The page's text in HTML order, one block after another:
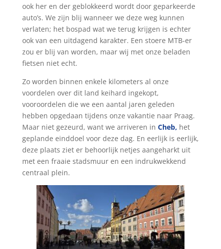
ook her en der geblokkeerd wordt door geparkeerde
auto’s. We zijn blij wanneer we deze weg kunnen
verlaten; het bospad wat we terug krijgen is echter
ook van een uitdagend karakter. Een stoere MTB-er
zou er blij van worden, maar wij met onze beladen
fietsen niet echt.
Zo worden binnen enkele kilometers al onze
voordelen over dit land keihard ingekopt,
vooroordelen die we een aantal jaren geleden
hebben opgedaan tijdens onze vakantie naar Praag.
Maar niet gezeurd, want we arriveren in Cheb, het
geplande einddoel voor deze dag. En eerlijk is eerlijk,
deze plaats ziet er behoorlijk netjes aangeharkt uit
met een fraaie stadsmuur en een indrukwekkend
centraal plein.